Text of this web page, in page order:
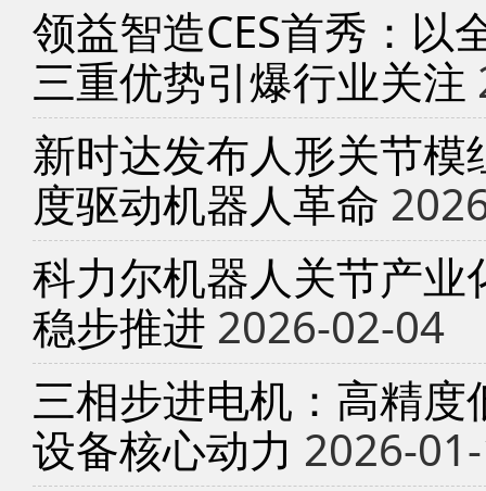
领益智造CES首秀：以
三重优势引爆行业关注
新时达发布人形关节
度驱动机器人革命
科力尔机器人关节产
稳步推进 2026-02-04
三相步进电机：高精
设备核心动力 2026-